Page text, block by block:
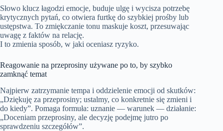
Słowo klucz łagodzi emocje, buduje ulgę i wycisza potrzebę
krytycznych pytań, co otwiera furtkę do szybkiej prośby lub
ustępstwa. To zmiękczanie tonu maskuje koszt, przesuwając
uwagę z faktów na relację.
I to zmienia sposób, w jaki oceniasz ryzyko.
Reagowanie na przeprosiny używane po to, by szybko
zamknąć temat
Najpierw zatrzymanie tempa i oddzielenie emocji od skutków:
„Dziękuję za przeprosiny; ustalmy, co konkretnie się zmieni i
do kiedy”. Pomaga formuła: uznanie — warunek — działanie:
„Doceniam przeprosiny, ale decyzję podejmę jutro po
sprawdzeniu szczegółów”.